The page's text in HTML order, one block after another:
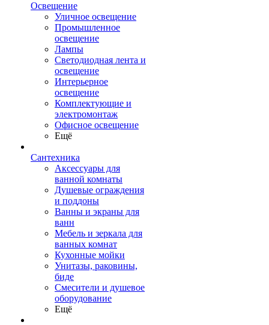
Освещение
Уличное освещение
Промышленное
освещение
Лампы
Светодиодная лента и
освещение
Интерьерное
освещение
Комплектующие и
электромонтаж
Офисное освещение
Ещё
Сантехника
Аксессуары для
ванной комнаты
Душевые ограждения
и поддоны
Ванны и экраны для
ванн
Мебель и зеркала для
ванных комнат
Кухонные мойки
Унитазы, раковины,
биде
Смесители и душевое
оборудование
Ещё